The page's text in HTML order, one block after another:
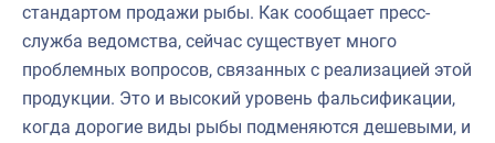
Большая африканская экспедиция
Укрепление духовно-нравственных ценностей
стандартом продажи рыбы. Как сообщает пресс-
служба ведомства, сейчас существует много
проблемных вопросов, связанных с реализацией этой
продукции. Это и высокий уровень фальсификации,
когда дорогие виды рыбы подменяются дешевыми, и